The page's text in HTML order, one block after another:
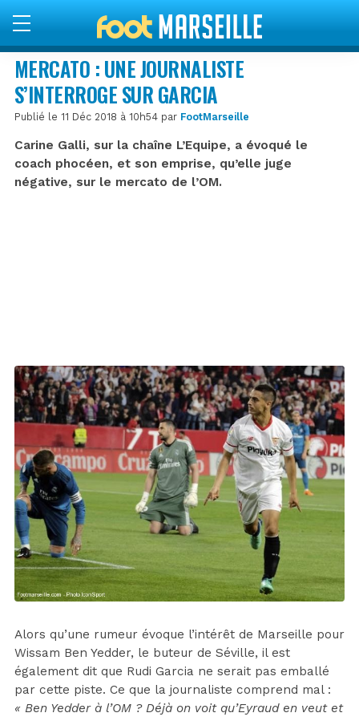
MERCATO : UNE JOURNALISTE
S’INTERROGE SUR GARCIA
Publié le 11 Déc 2018 à 10h54 par FootMarseille
Carine Galli, sur la chaîne L’Equipe, a évoqué le
coach phocéen, et son emprise, qu’elle juge
négative, sur le mercato de l’OM.
Alors qu’une rumeur évoque l’intérêt de Marseille pour
Wissam Ben Yedder, le buteur de Séville, il est
également dit que Rudi Garcia ne serait pas emballé
par cette piste. Ce que la journaliste comprend mal :
« Ben Yedder à l’OM ? Déjà on voit qu’Eyraud en veut et